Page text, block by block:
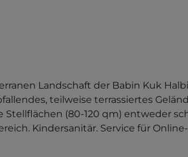
Landschaft der Babin Kuk
teilweise terrassiertes
Stellflächen (80-120 qm) entweder
Kindersanitär. Service für
Boulebahn. Separater